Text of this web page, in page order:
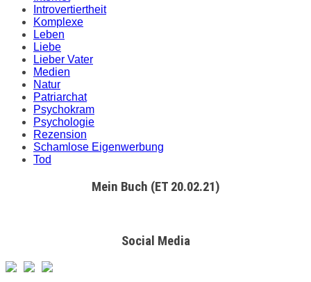
Introvertiertheit
Komplexe
Leben
Liebe
Lieber Vater
Medien
Natur
Patriarchat
Psychokram
Psychologie
Rezension
Schamlose Eigenwerbung
Tod
Mein Buch (ET 20.02.21)
Social Media